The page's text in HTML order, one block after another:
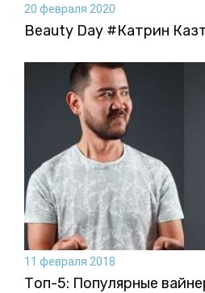
20 февраля 2020
Beauty Day #Катрин
11 февраля 2018
Топ-5: Популярные